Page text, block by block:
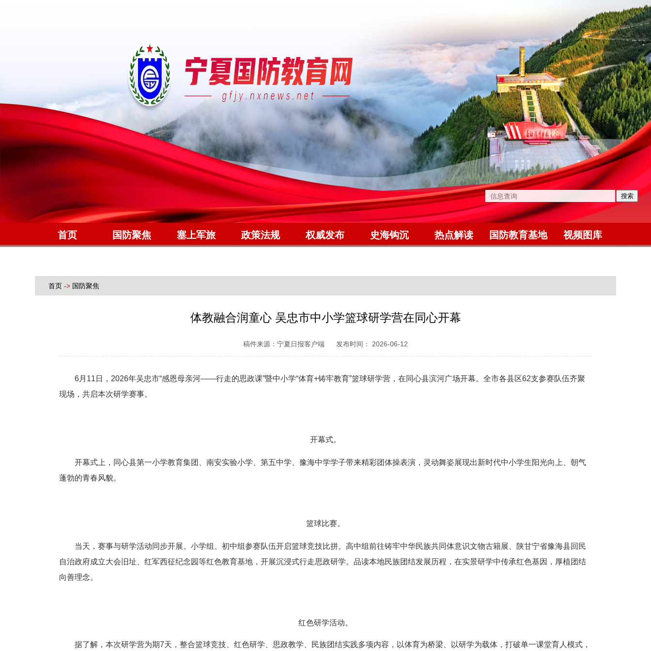
首页 国防聚焦 塞上军旅 政策法规 权威发布 史海钩沉 热点解读 国防教育基地 视频图库
首页 -> 国防聚焦
体教融合润童心 吴忠市中小学篮球研学营在同心开幕
稿件来源：宁夏日报客户端 发布时间： 2026-06-12
6月11日，2026年吴忠市“感恩母亲河——行走的思政课”暨中小学“体育+铸牢教育”篮球研学营，在同心县滨河广场开幕。全市各县区62支参赛队伍齐聚
现场，共启本次研学赛事。
开幕式。
开幕式上，同心县第一小学教育集团、南安实验小学、第五中学、豫海中学学子带来精彩团体操表演，灵动舞姿展现出新时代中小学生阳光向上、朝气
蓬勃的青春风貌。
篮球比赛。
当天，赛事与研学活动同步开展。小学组、初中组参赛队伍开启篮球竞技比拼。高中组前往铸牢中华民族共同体意识文物古籍展、陕甘宁省豫海县回民
自治政府成立大会旧址、红军西征纪念园等红色教育基地，开展沉浸式行走思政研学。品读本地民族团结发展历程，在实景研学中传承红色基因，厚植团结
向善理念。
红色研学活动。
据了解，本次研学营为期7天，整合篮球竞技、红色研学、思政教学、民族团结实践多项内容，以体育为桥梁、以研学为载体，打破单一课堂育人模式，